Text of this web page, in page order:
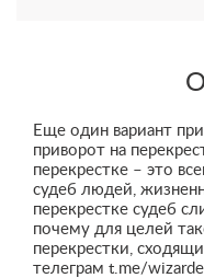
Еще один вариант
приворот на
перекрестке – это
судеб людей,
перекрестке судеб
почему для целей
перекрестки,
телеграм t.me/